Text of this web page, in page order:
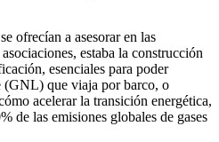
ofrecían a asesorar en las
estaba la construcción
esenciales para poder
(GNL) que viaja por barco, o
acelerar la transición energética,
de las emisiones globales de gases